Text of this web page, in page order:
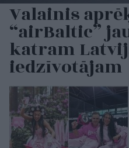
Valainis
“airBaltic”
katram
iedzīvotājam